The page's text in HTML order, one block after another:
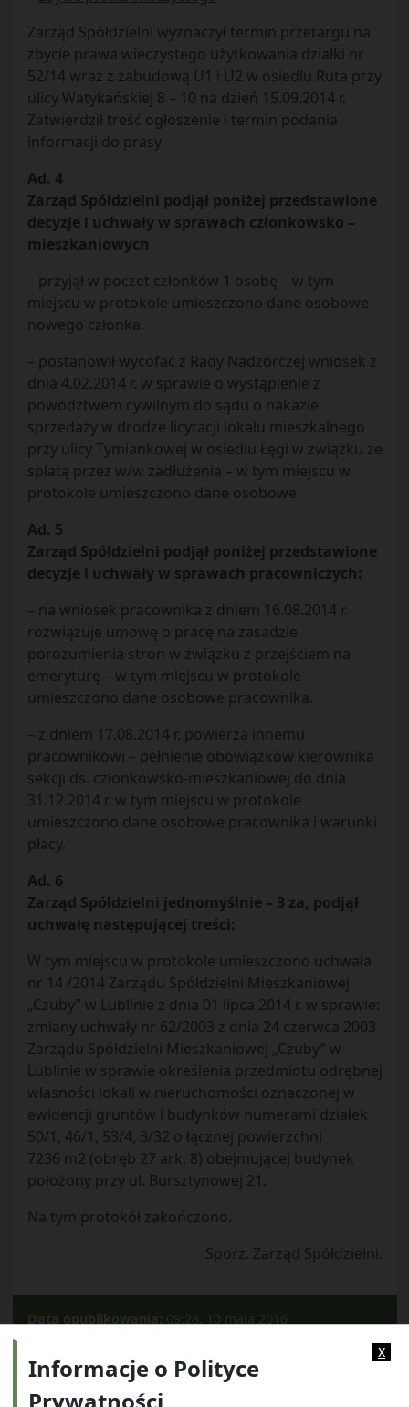
Zarząd Spółdzielni wyznaczył termin przetargu na
zbycie prawa wieczystego użytkowania działki nr
52/14 wraz z zabudową U1 i U2 w osiedlu Ruta przy
ulicy Watykańskiej 8 – 10 na dzień 15.09.2014 r.
Zatwierdził treść ogłoszenie i termin podania
informacji do prasy.
Ad. 4
Zarząd Spółdzielni podjął poniżej przedstawione
decyzje i uchwały w sprawach członkowsko –
mieszkaniowych
– przyjął w poczet członków 1 osobę – w tym
miejscu w protokole umieszczono dane osobowe
nowego członka.
– postanowił wycofać z Rady Nadzorczej wniosek z
dnia 4.02.2014 r. w sprawie o wystąpienie z
powództwem cywilnym do sądu o nakazie
sprzedaży w drodze licytacji lokalu mieszkalnego
przy ulicy Tymiankowej w osiedlu Łęgi w związku ze
spłatą przez w/w zadłużenia – w tym miejscu w
protokole umieszczono dane osobowe.
Ad. 5
Zarząd Spółdzielni podjął poniżej przedstawione
decyzje i uchwały w sprawach pracowniczych:
– na wniosek pracownika z dniem 16.08.2014 r.
rozwiązuje umowę o pracę na zasadzie
porozumienia stron w związku z przejściem na
emeryturę – w tym miejscu w protokole
umieszczono dane osobowe pracownika.
– z dniem 17.08.2014 r. powierza innemu
pracownikowi – pełnienie obowiązków kierownika
sekcji ds. członkowsko-mieszkaniowej do dnia
31.12.2014 r. w tym miejscu w protokole
umieszczono dane osobowe pracownika i warunki
płacy.
Ad. 6
Zarząd Spółdzielni jednomyślnie – 3 za, podjął
uchwałę następującej treści:
W tym miejscu w protokole umieszczono uchwała
nr 14 /2014 Zarządu Spółdzielni Mieszkaniowej
„Czuby” w Lublinie z dnia 01 lipca 2014 r. w sprawie:
zmiany uchwały nr 62/2003 z dnia 24 czerwca 2003
Zarządu Spółdzielni Mieszkaniowej „Czuby” w
Lublinie w sprawie określenia przedmiotu odrębnej
własności lokali w nieruchomości oznaczonej w
ewidencji gruntów i budynków numerami działek
50/1, 46/1, 53/4, 3/32 o łącznej powierzchni
7236 m2 (obręb 27 ark. 8) obejmującej budynek
położony przy ul. Bursztynowej 21.
Na tym protokół zakończono.
Sporz. Zarząd Spółdzielni.
Data opublikowania: 09:28, 10 maja 2016
x
Informacje o Polityce
Prywatności